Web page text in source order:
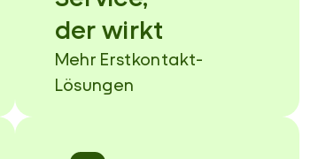
der wirkt
Mehr Erstkontakt-
Lösungen